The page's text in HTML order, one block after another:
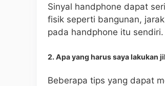
Sinyal handphone dapat
fisik seperti bangunan,
pada handphone itu sendiri.
2. Apa yang harus saya lakukan
Beberapa tips yang dapat